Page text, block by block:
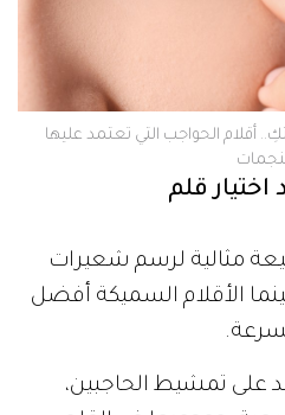
أقلام الحواجب التي تعتمد عليها
اختيار قلم
مثالية لرسم شعيرات
الأقلام السميكة أفضل
على تمشيط الحاجبين،